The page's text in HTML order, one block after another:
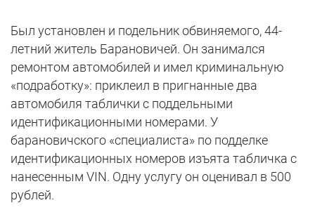
Был установлен и подельник обвиняемого, 44-
летний житель Барановичей. Он занимался
ремонтом автомобилей и имел криминальную
«подработку»: приклеил в пригнанные два
автомобиля таблички с поддельными
идентификационными номерами. У
барановичского «специалиста» по подделке
идентификационных номеров изъята табличка с
нанесенным VIN. Одну услугу он оценивал в 500
рублей.